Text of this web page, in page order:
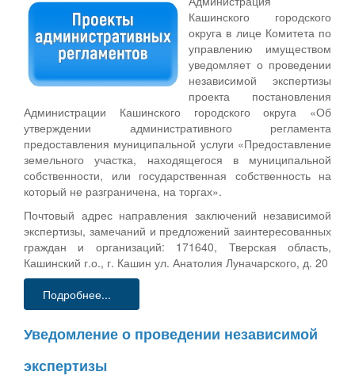
Кашинского городского
округа в лице Комитета по
управлению имуществом
уведомляет о проведении
независимой экспертизы
проекта постановления
Администрации Кашинского городского округа «Об
утверждении административного регламента
предоставления муниципальной услуги «Предоставление
земельного участка, находящегося в муниципальной
собственности, или государственная собственность на
который не разграничена, на торгах».
Почтовый адрес направления заключений независимой
экспертизы, замечаний и предложений заинтересованных
граждан и организаций: 171640, Тверская область,
Кашинский г.о., г. Кашин ул. Анатолия Луначарского, д. 20
Подробнее...
Уведомление о проведении независимой
экспертизы